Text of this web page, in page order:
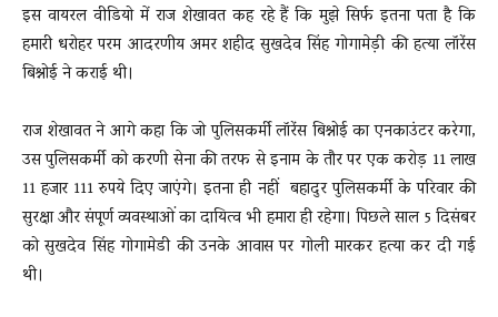
इस वायरल वीडियो में राज शेखावत कह रहे हैं कि मुझे सिर्फ इतना पता है कि
हमारी धरोहर परम आदरणीय अमर शहीद सुखदेव सिंह गोगामेड़ी की हत्या लॉरेंस
बिश्नोई ने कराई थी।
राज शेखावत ने आगे कहा कि जो पुलिसकर्मी लॉरेंस बिश्नोई का एनकाउंटर करेगा,
उस पुलिसकर्मी को करणी सेना की तरफ से इनाम के तौर पर एक करोड़ 11 लाख
11 हजार 111 रुपये दिए जाएंगे। इतना ही नहीं बहादुर पुलिसकर्मी के परिवार की
सुरक्षा और संपूर्ण व्यवस्थाओं का दायित्व भी हमारा ही रहेगा। पिछले साल 5 दिसंबर
को सुखदेव सिंह गोगामेडी की उनके आवास पर गोली मारकर हत्या कर दी गई
थी।